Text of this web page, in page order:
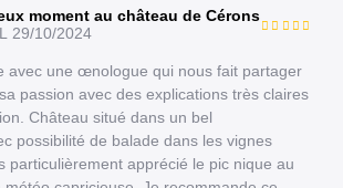
moment au château de Cérons
29/10/2024
avec une œnologue qui nous fait partager
passion avec des explications très claires
Château situé dans un bel
possibilité de balade dans les vignes
particulièrement apprécié le pic nique au